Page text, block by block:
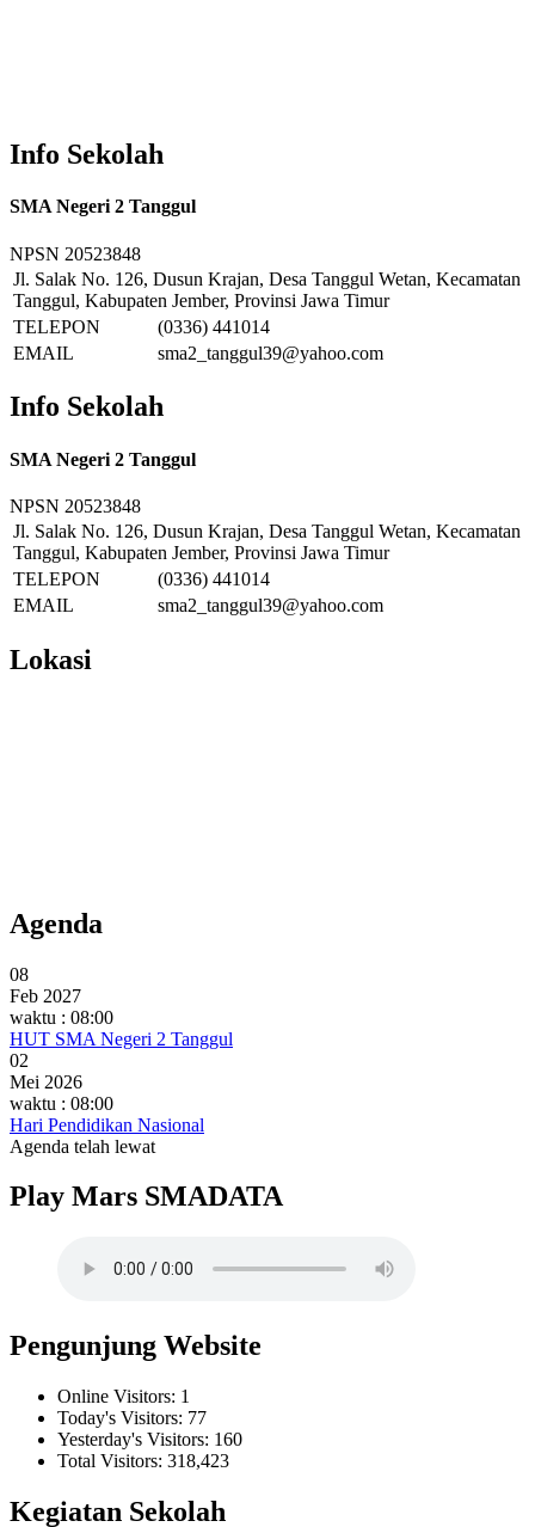
Info Sekolah
SMA Negeri 2 Tanggul
NPSN 20523848
Jl. Salak No. 126, Dusun Krajan, Desa Tanggul Wetan, Kecamatan
Tanggul, Kabupaten Jember, Provinsi Jawa Timur
TELEPON
(0336) 441014
EMAIL
sma2_tanggul39@yahoo.com
Info Sekolah
SMA Negeri 2 Tanggul
NPSN 20523848
Jl. Salak No. 126, Dusun Krajan, Desa Tanggul Wetan, Kecamatan
Tanggul, Kabupaten Jember, Provinsi Jawa Timur
TELEPON
(0336) 441014
EMAIL
sma2_tanggul39@yahoo.com
Lokasi
Agenda
08
Feb 2027
waktu : 08:00
HUT SMA Negeri 2 Tanggul
02
Mei 2026
waktu : 08:00
Hari Pendidikan Nasional
Agenda telah lewat
Play Mars SMADATA
Pengunjung Website
Online Visitors: 1
Today's Visitors: 77
Yesterday's Visitors: 160
Total Visitors: 318,423
Kegiatan Sekolah